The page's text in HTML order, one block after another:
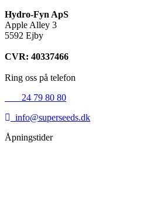
Hydro-Fyn ApS
Apple Alley 3
5592 Ejby
CVR: 40337466
Ring oss på telefon
24 79 80 80
info@superseeds.dk
Åpningstider